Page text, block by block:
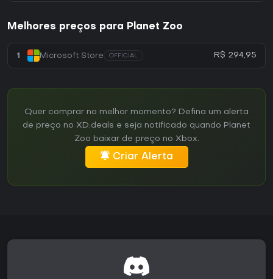
Melhores preços para Planet Zoo
1 Microsoft Store OFFICIAL R$ 294,95
Quer comprar no melhor momento? Defina um alerta
de preço no XD.deals e seja notificado quando Planet
Zoo baixar de preço no Xbox.
Criar Alerta